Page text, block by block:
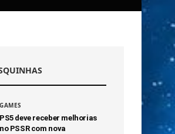
GAMES
PS5 deve receber melhorias
no PSSR com nova